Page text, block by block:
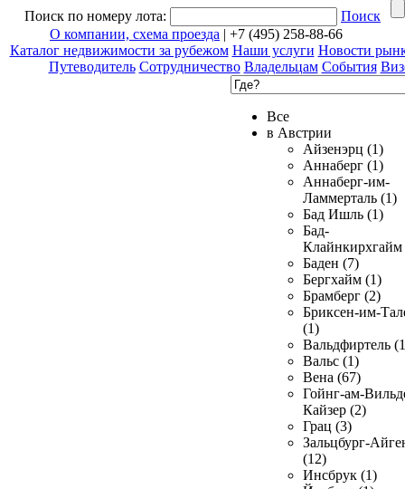
Поиск по номеру лота:
Поиск
О компании, схема проезда | +7 (495) 258-88-66
Каталог недвижимости за рубежом Наши услуги Новости
Путеводитель Сотрудничество Владельцам События
Все
в Австрии
Айзенэрц (1)
Аннаберг (1)
Аннаберг-им-
Ламмерталь (1)
Бад Ишль (1)
Бад-
Клайнкирхгайм
Баден (7)
Бергхайм (1)
Брамберг (2)
Бриксен-им-
(1)
Вальдфиртель
Вальс (1)
Вена (67)
Гойнг-ам-
Кайзер (2)
Грац (3)
Зальцбург-
(12)
Инсбрук (1)